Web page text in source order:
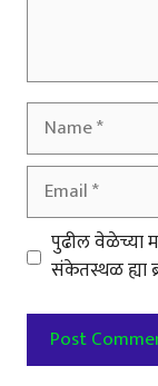
Name
Email
पुढील वेळेच्या
संकेतस्थळ ह्या